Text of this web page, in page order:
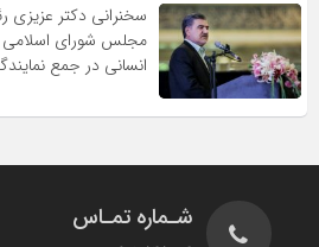
سخنرانى دکتر
مجلس شوراى اسلامى
انسانى در جمع
شـماره تمـاس